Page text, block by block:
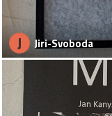
J Jiri-Svoboda